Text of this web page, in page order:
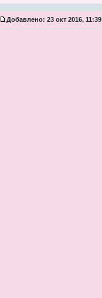
Добавлено: 23 окт 2016, 11:39